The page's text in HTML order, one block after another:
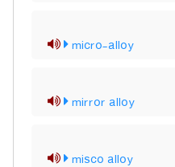
micro-alloy
mirror alloy
misco alloy